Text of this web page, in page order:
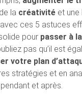
la créativité et
avec ces 5 astuces
pour passer à
pas qu’il est
votre plan
stratégies et en
et après.